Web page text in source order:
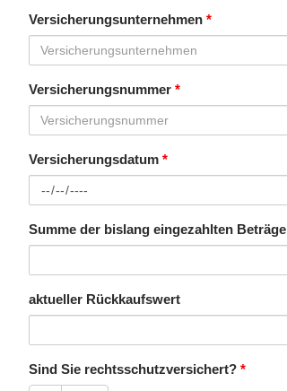
Versicherungsunternehmen *
Versicherungsnummer *
Versicherungsdatum *
Summe der bislang eingezahlten Beträge
aktueller Rückkaufswert
Sind Sie rechtsschutzversichert? *